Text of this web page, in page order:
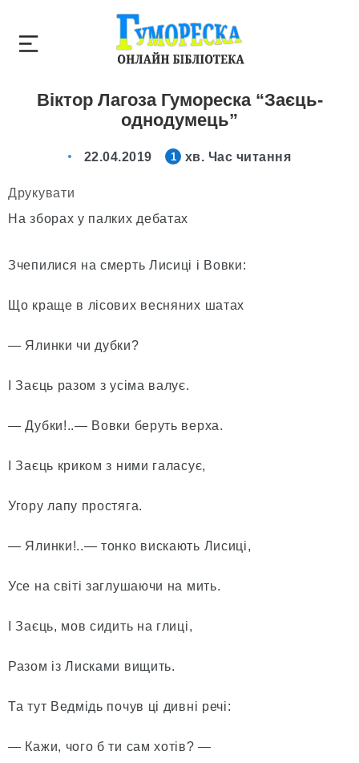
Віктор Лагоза Гумореска “Заєць-
однодумець”
22.04.2019 1 хв. Час читання
Друкувати
На зборах у палких дебатах
Зчепилися на смерть Лисиці і Вовки:
Що краще в лісових весняних шатах
— Ялинки чи дубки?
І Заєць разом з усіма валує.
— Дубки!..— Вовки беруть верха.
І Заєць криком з ними галасує,
Угору лапу простяга.
— Ялинки!..— тонко вискають Лисиці,
Усе на світі заглушаючи на мить.
І Заєць, мов сидить на глиці,
Разом із Лисками вищить.
Та тут Ведмідь почув ці дивні речі:
— Кажи, чого б ти сам хотів? —